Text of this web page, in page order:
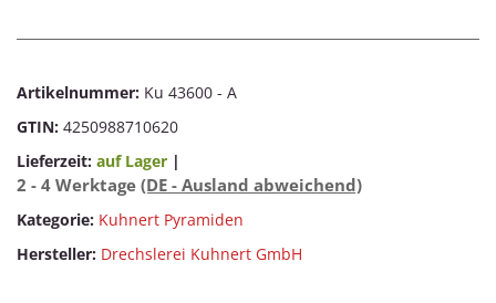
Artikelnummer: Ku 43600 - A
GTIN: 4250988710620
Lieferzeit: auf Lager |
2 - 4 Werktage (DE - Ausland abweichend)
Kategorie: Kuhnert Pyramiden
Hersteller: Drechslerei Kuhnert GmbH